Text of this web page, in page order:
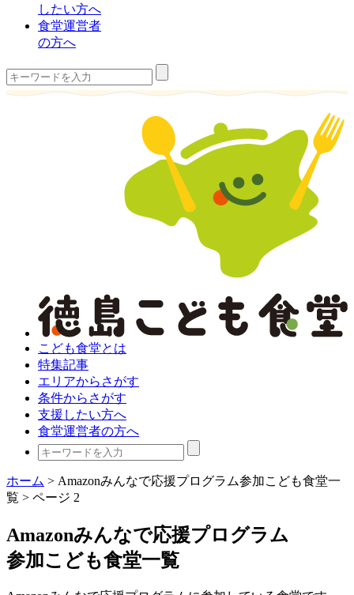
したい方へ
食堂運営者
の方へ
こども食堂とは
特集記事
エリアからさがす
条件からさがす
支援したい方へ
食堂運営者の方へ
ホーム > Amazonみんなで応援プログラム参加こども食堂一
覧 > ページ 2
Amazonみんなで応援プログラム
参加こども食堂一覧